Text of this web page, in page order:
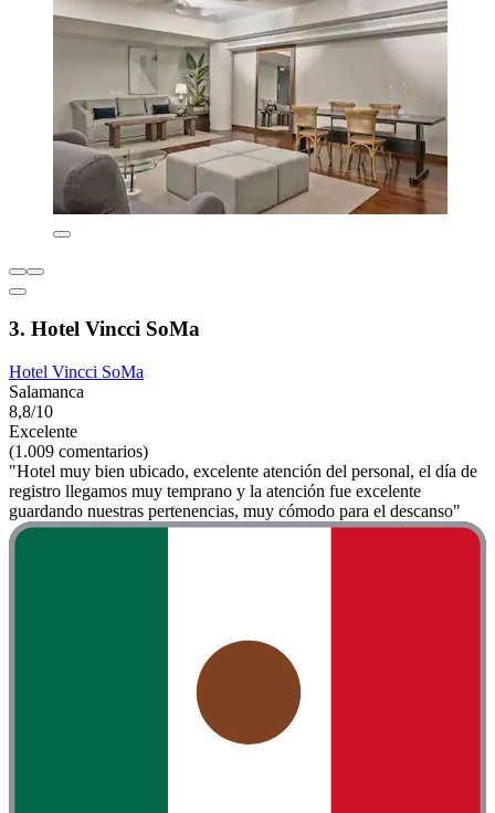
3. Hotel Vincci SoMa
Hotel Vincci SoMa
Salamanca
8,8/10
Excelente
(1.009 comentarios)
"Hotel muy bien ubicado, excelente atención del personal, el día de
registro llegamos muy temprano y la atención fue excelente
guardando nuestras pertenencias, muy cómodo para el descanso"